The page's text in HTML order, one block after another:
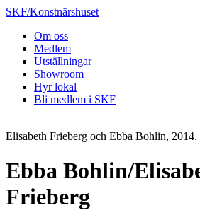
SKF/Konstnärshuset
Om oss
Medlem
Utställningar
Showroom
Hyr lokal
Bli medlem i SKF
Elisabeth Frieberg och Ebba Bohlin, 2014.
Ebba Bohlin/
Frieberg